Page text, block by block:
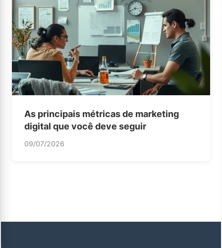
As principais métricas de marketing
digital que você deve seguir
09/07/2026